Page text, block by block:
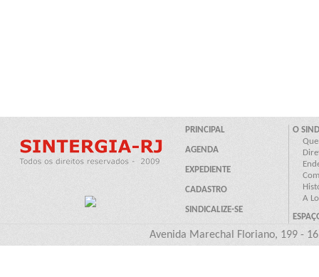
Avenida Marechal Floriano, 199 -